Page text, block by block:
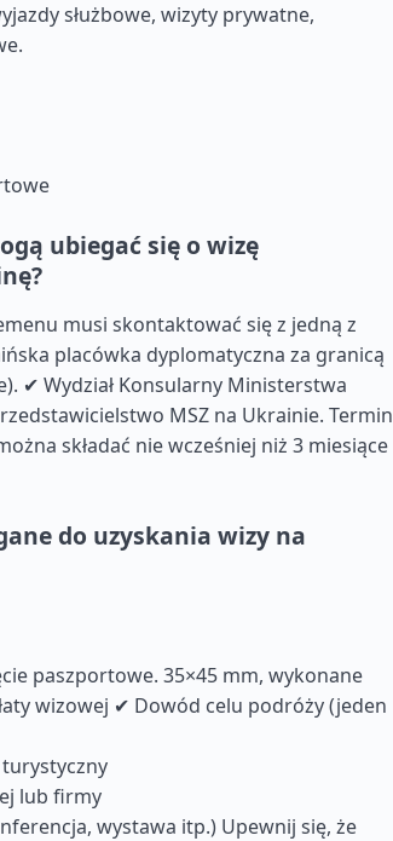
służbowe, wizyty prywatne,
ubiegać się o wizę
musi skontaktować się z jedną z
placówka dyplomatyczna za granicą
✔ Wydział Konsularny Ministerstwa
MSZ na Ukrainie. Termin
składać nie wcześniej niż 3 miesiące
do uzyskania wizy na
paszportowe. 35×45 mm, wykonane
wizowej ✔ Dowód celu podróży (jeden
lub firmy
wystawa itp.) Upewnij się, że